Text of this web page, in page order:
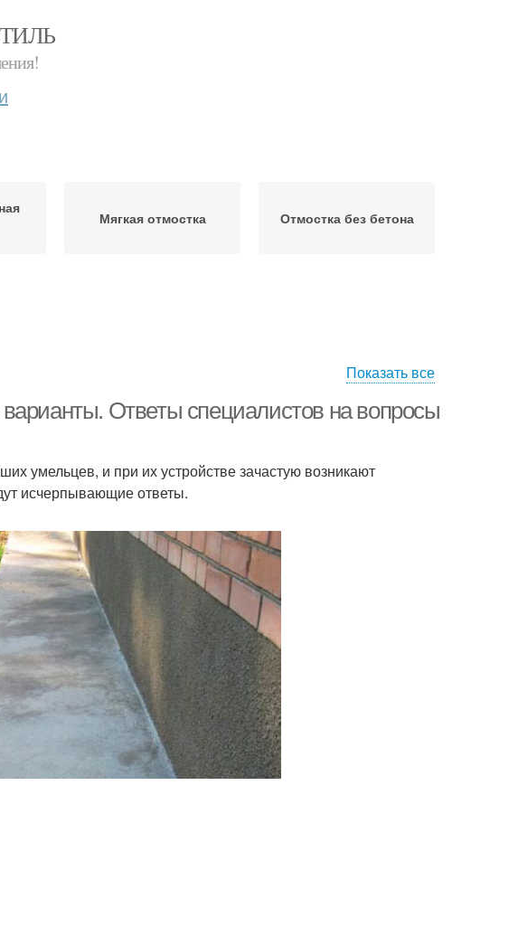
Мягкая отмостка Отмостка без бетона
Показать все
Ответы специалистов на вопросы
умельцев, и при их устройстве зачастую возникают
исчерпывающие ответы.